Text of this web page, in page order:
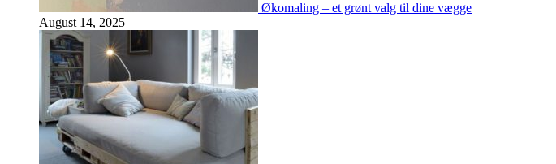
Økomaling – et grønt valg til dine vægge
August 14, 2025